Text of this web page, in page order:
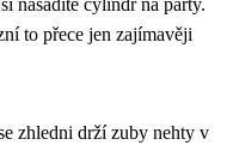
nasadíte cylindr na párty.
to přece jen zajímavěji
zhledni drží zuby nehty v